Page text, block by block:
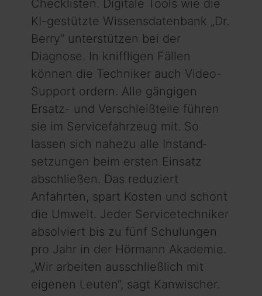
Checklisten. Digitale Tools wie die
KI-gestützte Wissens­datenbank „Dr.
Berry“ unterstützen bei der
Diagnose. In kniffligen Fällen
können die Techniker auch Video-
Support ordern. Alle gängigen
Ersatz- und Verschleiß­teile führen
sie im Servicefahrzeug mit. So
lassen sich nahezu alle Instand­
setzungen beim ersten Einsatz
abschließen. Das reduziert
Anfahrten, spart Kosten und schont
die Umwelt. Jeder Servicetechniker
absolviert bis zu fünf Schulungen
pro Jahr in der Hörmann Akademie.
„Wir arbeiten ausschließlich mit
eigenen Leuten“, sagt Kanwischer.